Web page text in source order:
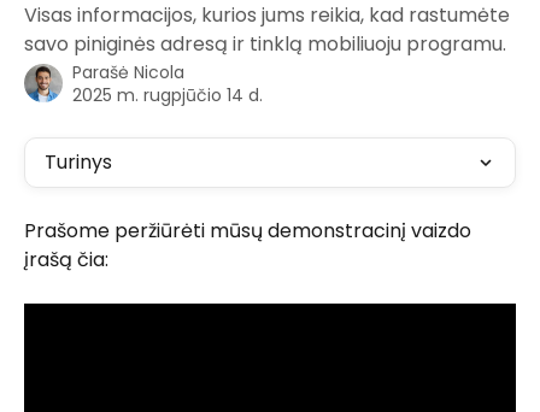
Visas informacijos, kurios jums reikia, kad rastumėte
savo piniginės adresą ir tinklą mobiliuoju programu.
Parašė Nicola
2025 m. rugpjūčio 14 d.
Turinys
Prašome peržiūrėti mūsų demonstracinį vaizdo
įrašą čia: